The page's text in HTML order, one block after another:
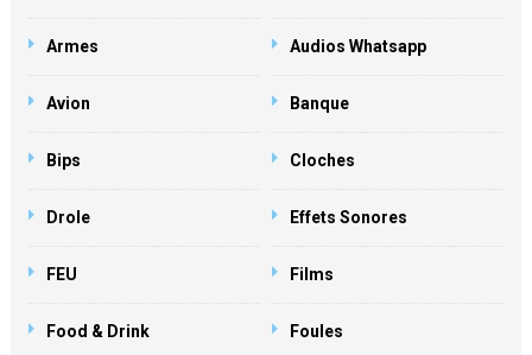
Armes Audios Whatsapp
Avion Banque
Bips Cloches
Drole Effets Sonores
FEU Films
Food & Drink Foules